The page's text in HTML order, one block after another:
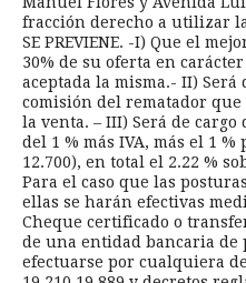
fracción derecho a utilizar
SE PREVIENE. -I) Que el
30% de su oferta en
aceptada la misma.- II)
comisión del rematador que
la venta. – III) Será de
del 1 % más IVA, más el 1
12.700), en total el 2.22 %
Para el caso que las
ellas se harán efectivas
Cheque certificado o
de una entidad bancaria de
efectuarse por cualquiera